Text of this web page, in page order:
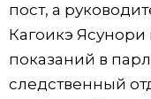
пост, а
Кагоикэ
показаний в
следственный